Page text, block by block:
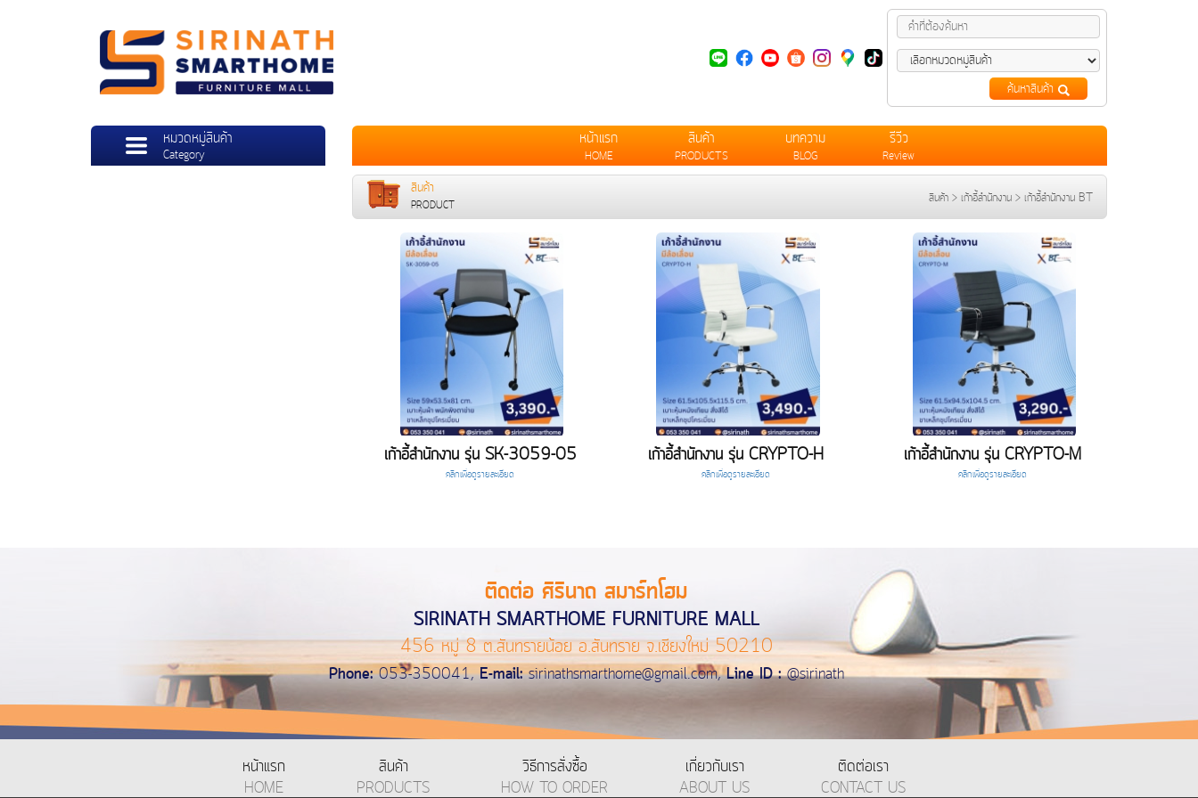
ค้นหาสินค้า
หมวดหมู่สินค้า
Category
หน้าแรก
HOME
สินค้า
PRODUCTS
บทความ
BLOG
รีวีว
Review
สินค้า
PRODUCT สินค้า > เก้าอี้สำนักงาน > เก้าอี้สำนักงาน BT
เก้าอี้สำนักงาน รุ่น SK-3059-05
คลิกเพื่อดูรายละเอียด
เก้าอี้สำนักงาน รุ่น CRYPTO-H
คลิกเพื่อดูรายละเอียด
เก้าอี้สำนักงาน รุ่น CRYPTO-M
คลิกเพื่อดูรายละเอียด
ติดต่อ ศิรินาถ สมาร์ทโฮม
SIRINATH SMARTHOME FURNITURE MALL
456 หมู่ 8 ต.สันทรายน้อย อ.สันทราย จ.เชียงใหม่ 50210
Phone:053-350041,E-mail: sirinathsmarthome@gmail.com,Line ID :@sirinath
หน้าแรก
HOME
สินค้า
PRODUCTS
วิธีการสั่งซื้อ
HOW TO ORDER
เกี่ยวกับเรา
ABOUT US
ติดต่อเรา
CONTACT US